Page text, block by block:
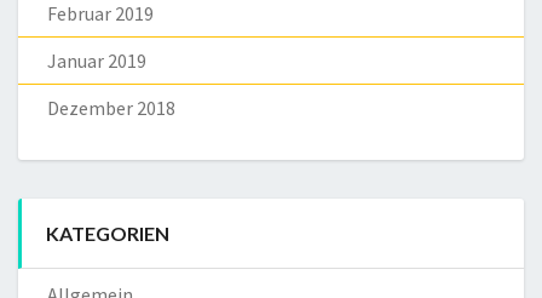
Februar 2019
Januar 2019
Dezember 2018
KATEGORIEN